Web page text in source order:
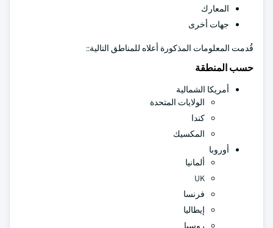
المعارك
جهات أخرى
قُدمت المعلومات المذكورة أعلاه للمناطق التالية::
حسب المنطقة
أمريكا الشمالية
الولايات المتحدة
كندا
المكسيك
أوروبا
ألمانيا
UK
فرنسا
إيطاليا
روسيا